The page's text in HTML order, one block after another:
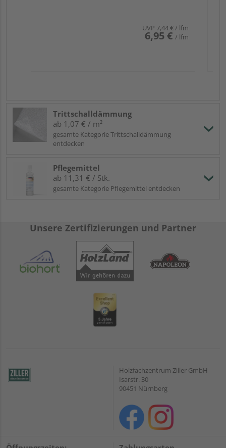
UVP 7,44 €/ lfm
6,95 € / lfm
Trittschalldämmung
ab 1,07 € / m²
gesamte Kategorie Trittschalldämmung
entdecken
Pflegemittel
ab 11,31 € / Stk.
gesamte Kategorie Pflegemittel entdecken
Unsere Zertifizierungen und Partner
Holzfachzentrum Ziller GmbH
Isarstr. 30
90451 Nürnberg